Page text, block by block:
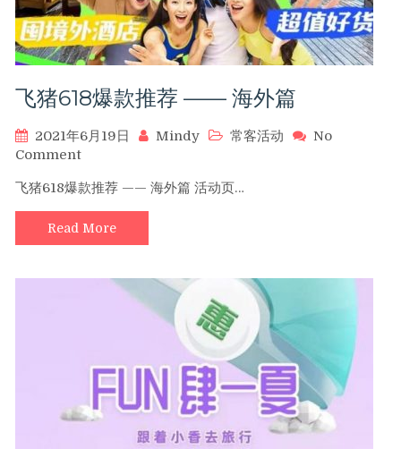
飞猪618爆款推荐 —— 海外篇
2021年6月19日 Mindy 常客活动
No
Commenton
猪
618
爆
款
飞猪618爆款推荐 —— 海外篇 活动页…
Read More